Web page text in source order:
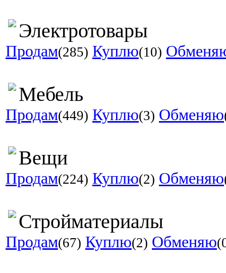
Электротовары
Продам(285) Куплю(10)
Мебель
Продам(449) Куплю(3) Обменяю
Вещи
Продам(224) Куплю(2) Обменяю
Стройматериалы
Продам(67) Куплю(2) Обменяю